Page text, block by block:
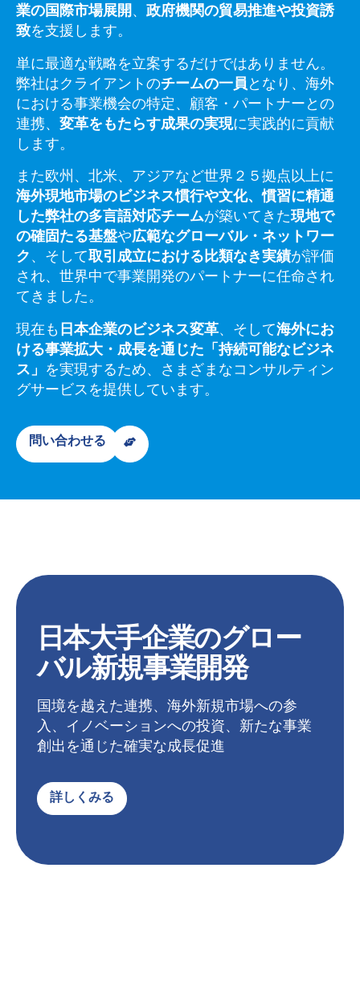
業の国際市場展開 、 政府機関の貿易推進や投資誘
致を支援します。
単に最適な戦略を立案するだけではありません。
弊社はクライアントのチームの一員 となり、海外
における事業機会の特定、顧客・パートナーとの
連携、 変革をもたらす成果の実現に実践的に貢献
します。
また欧州、北米、アジアなど世界２５拠点以上に
海外現地市場のビジネス慣行や文化、慣習に精通
した弊社の多言語対応チームが築いてきた現地で
の確固たる基盤や広範なグローバル・ネットワー
ク 、そして取引成立における比類なき実績が評価
され、世界中で事業開発のパートナーに任命され
てきました。
現在も 日本企業のビジネス変革、そして海外にお
ける事業拡大・成長を通じた「持続可能なビジネ
ス」 を実現するため、さまざまなコンサルティン
グサービスを提供しています。
問い合わせる
日本大手企業のグロー
バル新規事業開発
国境を越えた連携、海外新規市場への参
入、イノベーションへの投資、新たな事業
創出を通じた確実な成長促進
詳しくみる